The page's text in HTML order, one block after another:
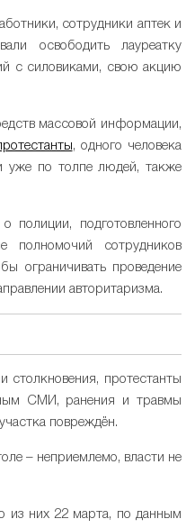
сотрудники аптек и
освободить лауреатку
с силовиками, свою акцию
массовой информации,
, одного человека
уже по толпе людей, также
полиции, подготовленного
полномочий сотрудников
ограничивать проведение
авторитаризма.
протестанты
СМИ, ранения и травмы
повреждён.
– неприемлемо, власти не
из них 22 марта, по данным